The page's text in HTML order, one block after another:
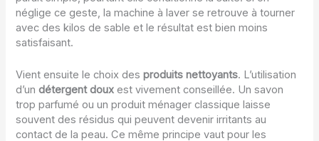
néglige ce geste, la machine à laver se retrouve à tourner
avec des kilos de sable et le résultat est bien moins
satisfaisant.
Vient ensuite le choix desproduits nettoyants. L’utilisation
d’undétergent doux est vivement conseillée. Un savon
trop parfumé ou un produit ménager classique laisse
souvent des résidus qui peuvent devenir irritants au
contact de la peau. Ce même principe vaut pour les